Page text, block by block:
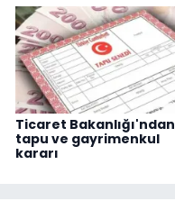
Ticaret Bakanlığı'ndan
tapu ve gayrimenkul
kararı